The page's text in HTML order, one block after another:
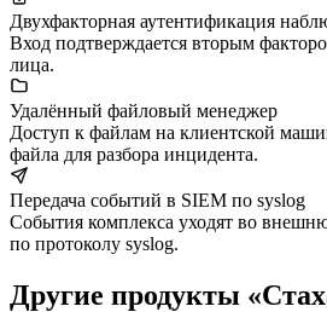
Двухфакторная аутентификация
Вход подтверждается вторым
лица.
Удалённый файловый менеджер
Доступ к файлам на клиентской
файла для разбора инцидента.
Передача событий в SIEM по syslog
События комплекса уходят во
по протоколу syslog.
Другие продукты